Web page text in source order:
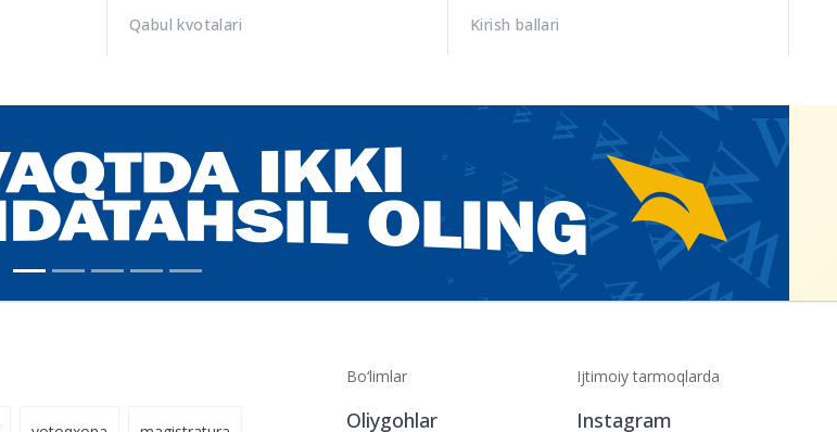
Qabul kvotalari Kirish ballari
Bo‘limlar
Oliygohlar
Ijtimoiy tarmoqlarda
Instagram